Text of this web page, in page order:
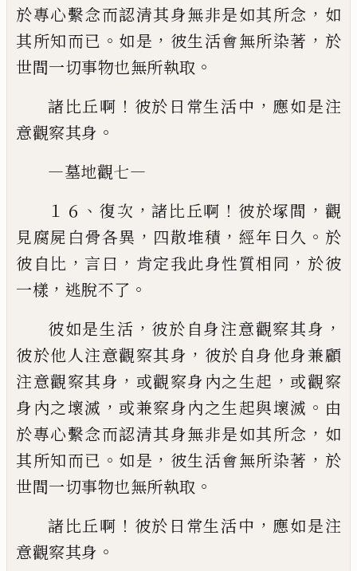
於專心繫念而認清其身無非是如其所念 ， 如
其所知而已 。 如是 ， 彼生活會無所染著 ， 於
世間一切事物也無所執取 。
諸比丘啊 ！ 彼於日常生活中 ， 應如是注
意觀察其身 。
—墓地觀七—
１６ 、復次 ，諸比丘啊 ！ 彼於塚間 ， 觀
見腐屍白骨各異 ， 四散堆積 ， 經年日久 。 於
彼自比 ， 言曰 ， 肯定我此身性質相同 ， 於彼
一樣 ， 逃脫不了 。
彼如是生活 ， 彼於自身注意觀察其身 ，
彼於他人注意觀察其身 ， 彼於自身他身兼顧
注意觀察其身 ， 或觀察身內之生起 ， 或觀察
身內之壞滅 ， 或兼察身內之生起與壞滅 。 由
於專心繫念而認清其身無非是如其所念 ， 如
其所知而已 。 如是 ， 彼生活會無所染著 ， 於
世間一切事物也無所執取 。
諸比丘啊 ！ 彼於日常生活中 ， 應如是注
意觀察其身 。